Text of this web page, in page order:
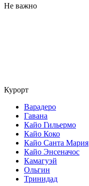
Не важно
Курорт
Варадеро
Гавана
Кайо Гильермо
Кайо Коко
Кайо Санта Мария
Кайо Энсеначос
Камагуэй
Ольгин
Тринидад